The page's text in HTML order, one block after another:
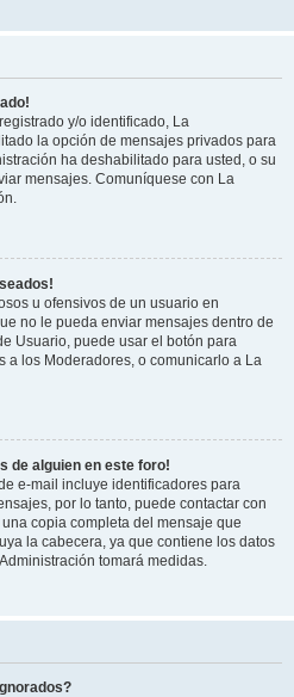
y/o identificado, La
la opción de mensajes privados para
ha deshabilitado para usted, o su
mensajes. Comuníquese con La
u ofensivos de un usuario en
no le pueda enviar mensajes dentro de
Usuario, puede usar el botón para
a los Moderadores, o comunicarlo a La
de alguien en este foro!
e-mail incluye identificadores para
por lo tanto, puede contactar con
copia completa del mensaje que
la cabecera, ya que contiene los datos
tomará medidas.